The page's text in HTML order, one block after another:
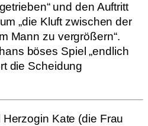
und den Auftritt
„die Kluft zwischen der
Mann zu vergrößern“.
böses Spiel „endlich
die Scheidung
Kate (die Frau